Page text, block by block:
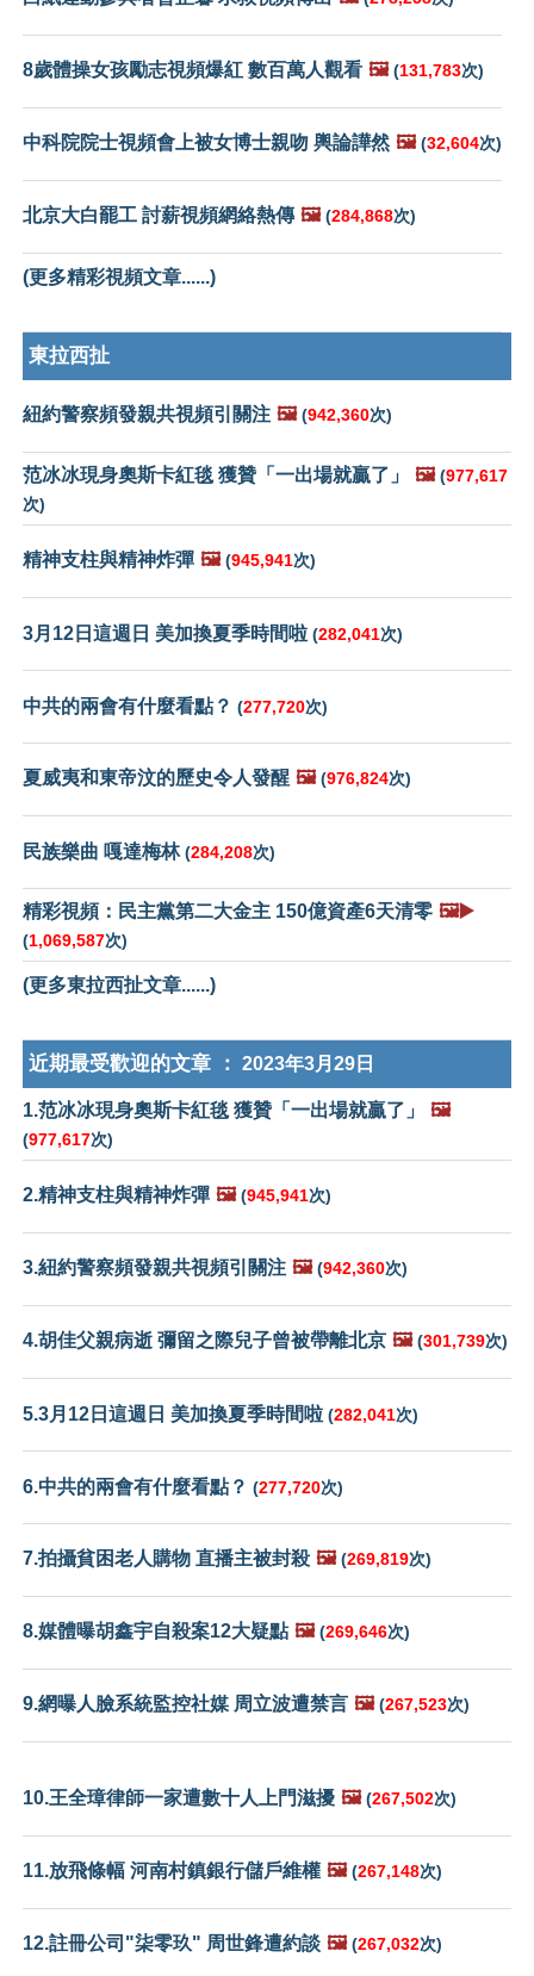
8歲體操女孩勵志視頻爆紅 數百萬人觀看 🖼️ (131,783次)
中科院院士視頻會上被女博士親吻 輿論譁然 🖼️ (32,604次)
北京大白罷工 討薪視頻網絡熱傳 🖼️ (284,868次)
(更多精彩視頻文章......)
東拉西扯
紐約警察頻發親共視頻引關注 🖼️ (942,360次)
范冰冰現身奧斯卡紅毯 獲贊「一出場就贏了」 🖼️ (977,617
次)
精神支柱與精神炸彈 🖼️ (945,941次)
3月12日這週日 美加換夏季時間啦 (282,041次)
中共的兩會有什麼看點？ (277,720次)
夏威夷和東帝汶的歷史令人發醒 🖼️ (976,824次)
民族樂曲 嘎達梅林(284,208次)
精彩視頻：民主黨第二大金主 150億資產6天清零 🖼️▶️
(1,069,587次)
(更多東拉西扯文章......)
近期最受歡迎的文章 ： 2023年3月29日
1.范冰冰現身奧斯卡紅毯 獲贊「一出場就贏了」 🖼️
(977,617次)
2.精神支柱與精神炸彈 🖼️ (945,941次)
3.紐約警察頻發親共視頻引關注 🖼️ (942,360次)
4.胡佳父親病逝 彌留之際兒子曾被帶離北京 🖼️ (301,739次)
5.3月12日這週日 美加換夏季時間啦 (282,041次)
6.中共的兩會有什麼看點？ (277,720次)
7.拍攝貧困老人購物 直播主被封殺 🖼️ (269,819次)
8.媒體曝胡鑫宇自殺案12大疑點 🖼️ (269,646次)
9.網曝人臉系統監控社媒 周立波遭禁言 🖼️ (267,523次)
10.王全璋律師一家遭數十人上門滋擾 🖼️ (267,502次)
11.放飛條幅 河南村鎮銀行儲戶維權 🖼️ (267,148次)
12.註冊公司"柒零玖" 周世鋒遭約談 🖼️ (267,032次)